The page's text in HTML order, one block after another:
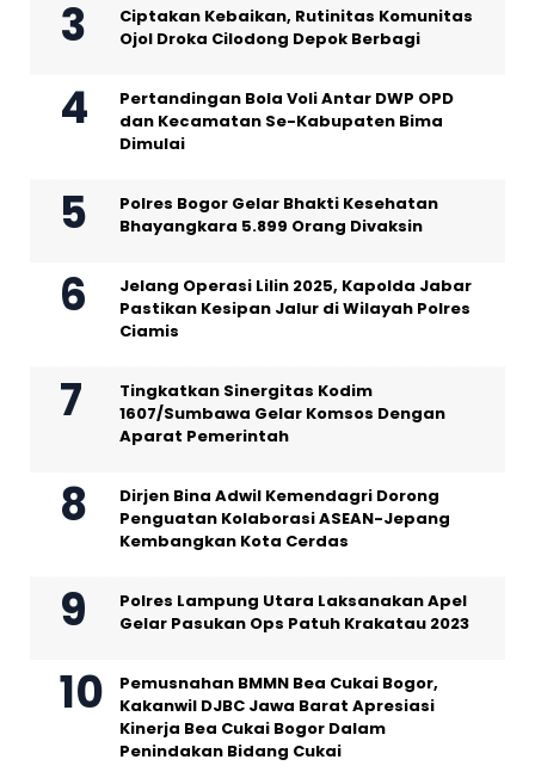
Ciptakan Kebaikan, Rutinitas Komunitas
Ojol Droka Cilodong Depok Berbagi
Pertandingan Bola Voli Antar DWP OPD
dan Kecamatan Se-Kabupaten Bima
Dimulai
Polres Bogor Gelar Bhakti Kesehatan
Bhayangkara 5.899 Orang Divaksin
Jelang Operasi Lilin 2025, Kapolda Jabar
Pastikan Kesipan Jalur di Wilayah Polres
Ciamis
Tingkatkan Sinergitas Kodim
1607/Sumbawa Gelar Komsos Dengan
Aparat Pemerintah
Dirjen Bina Adwil Kemendagri Dorong
Penguatan Kolaborasi ASEAN-Jepang
Kembangkan Kota Cerdas
Polres Lampung Utara Laksanakan Apel
Gelar Pasukan Ops Patuh Krakatau 2023
Pemusnahan BMMN Bea Cukai Bogor,
Kakanwil DJBC Jawa Barat Apresiasi
Kinerja Bea Cukai Bogor Dalam
Penindakan Bidang Cukai